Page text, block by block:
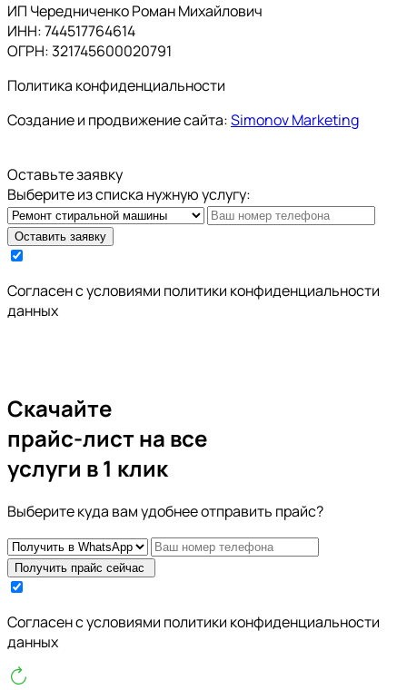
ИП Чередниченко Роман Михайлович
ИНН: 744517764614
ОГРН: 321745600020791
Политика конфиденциальности
Создание и продвижение сайта:Simonov Marketing
Оставьте заявку
Выберите из списка нужную услугу:
Оставить заявку
Cогласен с условиями политики конфиденциальности
данных
Скачайте
прайс-листна все
услуги в 1 клик
Выберите куда вам удобнее отправить прайс?
Получить прайс сейчас
Cогласен с условиями политики конфиденциальности
данных